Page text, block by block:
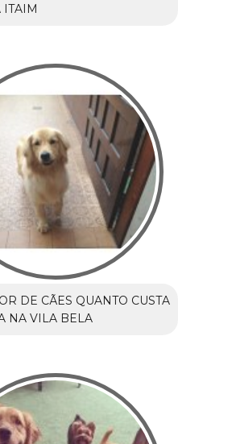
ITAIM
DE CÃES QUANTO CUSTA
NA VILA BELA